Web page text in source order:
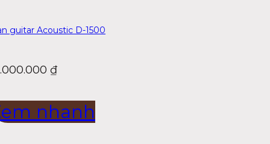
guitar Acoustic D-1500
₫
nhanh